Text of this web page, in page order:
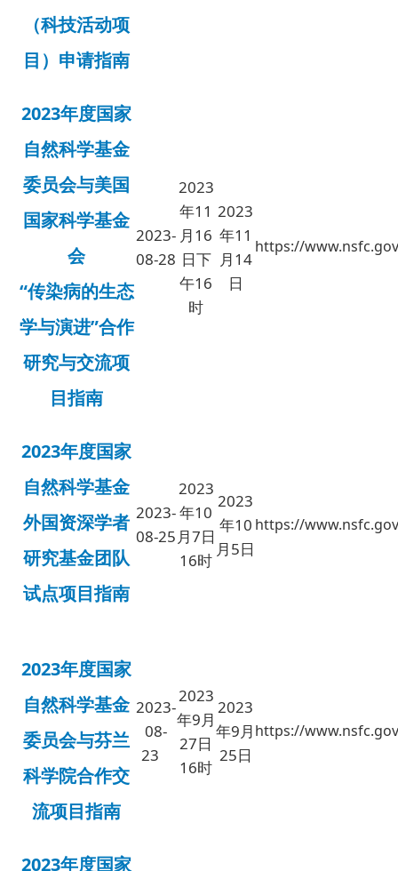
（科技活动项
目）申请指南
2023年度国家
自然科学基金
委员会与美国
国家科学基金
会
“传染病的生态
学与演进”合作
研究与交流项
目指南
2023-
08-28
2023
年11
月16
日下
午16
时
2023
年11
月14
日
https://
2023年度国家
自然科学基金
外国资深学者
研究基金团队
试点项目指南
2023-
08-25
2023
年10
月7日
16时
2023
年10
月5日
https://
2023年度国家
自然科学基金
委员会与芬兰
科学院合作交
流项目指南
2023-
08-
23
2023
年9月
27日
16时
2023
年9月
25日
https://
2023年度国家